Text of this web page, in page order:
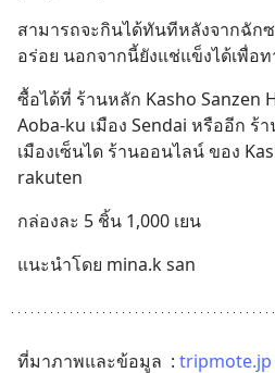
สามารถจะกินได้ทันทีหลังจากฉัก
อร่อย นอกจากนี้ยังแช่แข็งได้เพื่อ
ซื้อได้ที่ ร้านหลัก Kasho Sanzen
Aoba-ku เมือง Sendai หรืออีก ร้
เมืองเซ็นได ร้านออนไลน์ ของ
rakuten
กล่องละ 5 ชิ้น 1,000 เยน
แนะนำโดย mina.k san
ที่มาภาพและข้อมูล  : tripmote.jp